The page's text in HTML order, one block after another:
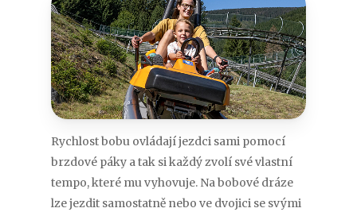
Rychlost bobu ovládají jezdci sami pomocí
brzdové páky a tak si každý zvolí své vlastní
tempo, které mu vyhovuje. Na bobové dráze
lze jezdit samostatně nebo ve dvojici se svými